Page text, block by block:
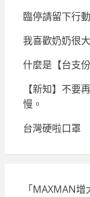
臨停請留下行
我喜歡奶奶很
什麼是【台支
【新知】不要
慢。
台灣硬啦口罩
「MAXMAN增